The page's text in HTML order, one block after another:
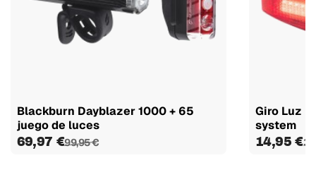
Blackburn Dayblazer 1000 + 65
juego de luces
69,97 €99,95 €
Giro Luz
system
14,95 €